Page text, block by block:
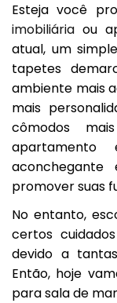
Esteja você
imobiliária ou
atual, um
tapetes
ambiente mais
mais
cômodos
promover suas
No entanto,
certos
devido a
Então, hoje
para sala de